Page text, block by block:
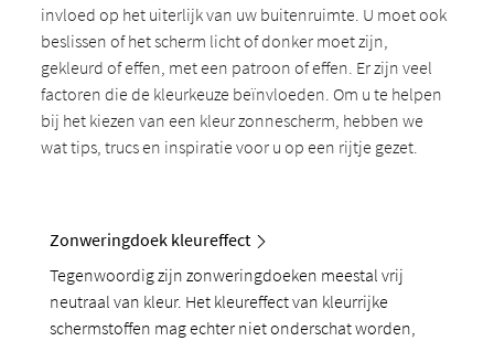
invloed op het uiterlijk van uw buitenruimte. U moet ook
beslissen of het scherm licht of donker moet zijn,
gekleurd of effen, met een patroon of effen. Er zijn veel
factoren die de kleurkeuze beïnvloeden. Om u te helpen
bij het kiezen van een kleur zonnescherm, hebben we
wat tips, trucs en inspiratie voor u op een rijtje gezet.
Zonweringdoek kleureffect
Tegenwoordig zijn zonweringdoeken meestal vrij
neutraal van kleur. Het kleureffect van kleurrijke
schermstoffen mag echter niet onderschat worden,